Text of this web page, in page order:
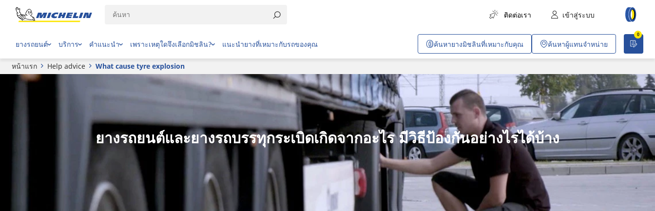
ติดต่อเรา เข้าสู่ระบบ
การขนส่งสินค้า
การขนส่งผู้โดยสาร
การเกษตร
งานก่อสร้างและอุตสาหกรรม
เหมืองทั่วไปและเหมืองหิน
ยานพาหนะสำหรับบริษัท
งานค้าขายและวิชาชีพเฉพาะทาง
ปฏิบัติการพลเรือนและการทหาร
อากาศยาน
0
ยางรถยนต์ บริการ คำแนะนำ เพราะเหตุใดจึงเลือกมิชลิน? แนะนำยางที่เหมาะกับรถของคุณ ค้นหายางมิชลินที่เหมาะกับคุณ ค้นหาผู้แทนจำหน่าย
หน้าแรก Help advice What cause tyre explosion
ยางรถยนต์และยางรถบรรทุกระเบิดเกิดจากอะไร มีวิธีป้องกันอย่างไรได้บ้าง